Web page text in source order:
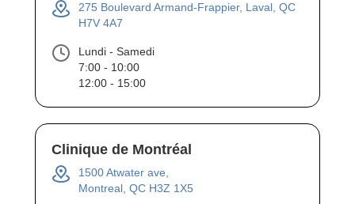
275 Boulevard Armand-Frappier, Laval, QC
H7V 4A7
Lundi - Samedi
7:00 - 10:00
12:00 - 15:00
Clinique de Montréal
1500 Atwater ave,
Montreal, QC H3Z 1X5